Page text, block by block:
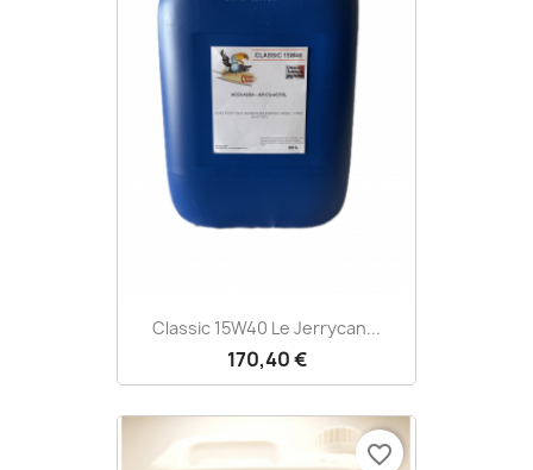
Classic 15W40 Le Jerrycan...
170,40 €
favorite_border